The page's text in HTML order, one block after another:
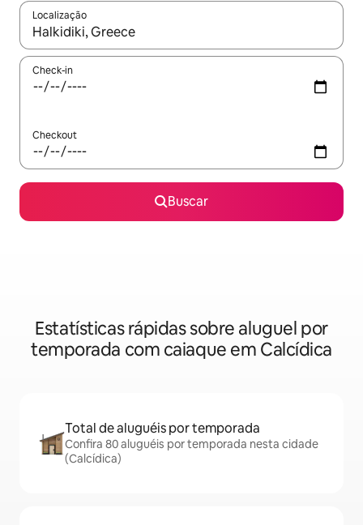
Localização
Quando os resultados estiverem disponíveis, explore-os
Check-in
Checkout
Buscar
Estatísticas rápidas sobre aluguel por
temporada com caiaque em Calcídica
Total de aluguéis por temporada
Confira 80 aluguéis por temporada nesta cidade
(Calcídica)